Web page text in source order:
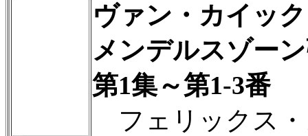
ヴァン・カイッ
メンデルスゾー
第1集～第1-3番
フェリックス